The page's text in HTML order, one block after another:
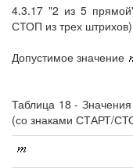
4.3.17 "2 из 5
СТОП из трех
Допустимое значение
Таблица 18 - Значения
(со знаками СТАРТ/